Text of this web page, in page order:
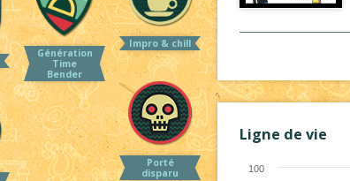
Génération
Time
Bender
Impro & chill
Porté
disparu
Ligne de vie
100